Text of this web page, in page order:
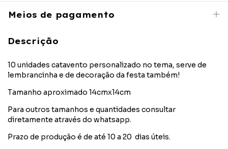
Meios de pagamento
Descrição
10 unidades catavento personalizado no tema, serve de
lembrancinha e de decoração da festa também!
Tamanho aproximado 14cmx14cm
Para outros tamanhos e quantidades consultar
diretamente através do whatsapp.
Prazo de produção é de até 10 a 20 dias úteis.